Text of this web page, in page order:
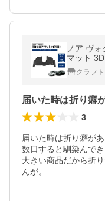
ノア ヴ
マット
ム オプシ
クラフ
3
届いた時は折り癖が
数日すると馴染んで
大きい商品だから折
んが。